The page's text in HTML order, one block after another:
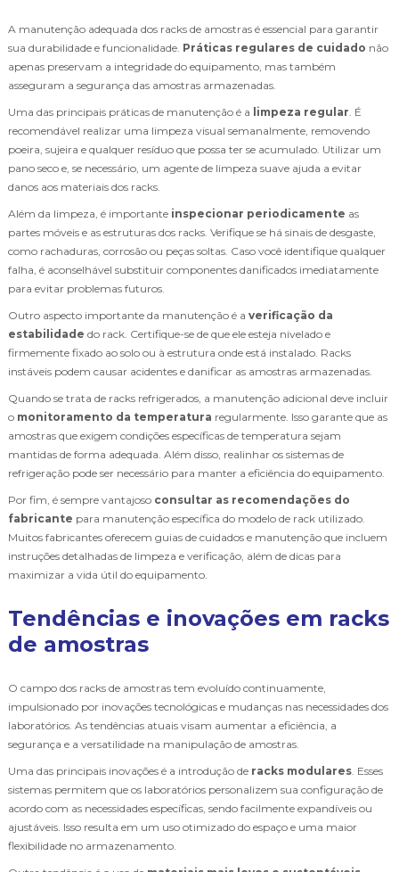
A manutenção adequada dos racks de amostras é essencial para garantir
sua durabilidade e funcionalidade. Práticas regulares de cuidado não
apenas preservam a integridade do equipamento, mas também
asseguram a segurança das amostras armazenadas.
Uma das principais práticas de manutenção é a limpeza regular. É
recomendável realizar uma limpeza visual semanalmente, removendo
poeira, sujeira e qualquer resíduo que possa ter se acumulado. Utilizar um
pano seco e, se necessário, um agente de limpeza suave ajuda a evitar
danos aos materiais dos racks.
Além da limpeza, é importante inspecionar periodicamente as
partes móveis e as estruturas dos racks. Verifique se há sinais de desgaste,
como rachaduras, corrosão ou peças soltas. Caso você identifique qualquer
falha, é aconselhável substituir componentes danificados imediatamente
para evitar problemas futuros.
Outro aspecto importante da manutenção é a verificação da
estabilidade do rack. Certifique-se de que ele esteja nivelado e
firmemente fixado ao solo ou à estrutura onde está instalado. Racks
instáveis podem causar acidentes e danificar as amostras armazenadas.
Quando se trata de racks refrigerados, a manutenção adicional deve incluir
o monitoramento da temperatura regularmente. Isso garante que as
amostras que exigem condições específicas de temperatura sejam
mantidas de forma adequada. Além disso, realinhar os sistemas de
refrigeração pode ser necessário para manter a eficiência do equipamento.
Por fim, é sempre vantajoso consultar as recomendações do
fabricante para manutenção específica do modelo de rack utilizado.
Muitos fabricantes oferecem guias de cuidados e manutenção que incluem
instruções detalhadas de limpeza e verificação, além de dicas para
maximizar a vida útil do equipamento.
Tendências e inovações em racks
de amostras
O campo dos racks de amostras tem evoluído continuamente,
impulsionado por inovações tecnológicas e mudanças nas necessidades dos
laboratórios. As tendências atuais visam aumentar a eficiência, a
segurança e a versatilidade na manipulação de amostras.
Uma das principais inovações é a introdução de racks modulares. Esses
sistemas permitem que os laboratórios personalizem sua configuração de
acordo com as necessidades específicas, sendo facilmente expandíveis ou
ajustáveis. Isso resulta em um uso otimizado do espaço e uma maior
flexibilidade no armazenamento.